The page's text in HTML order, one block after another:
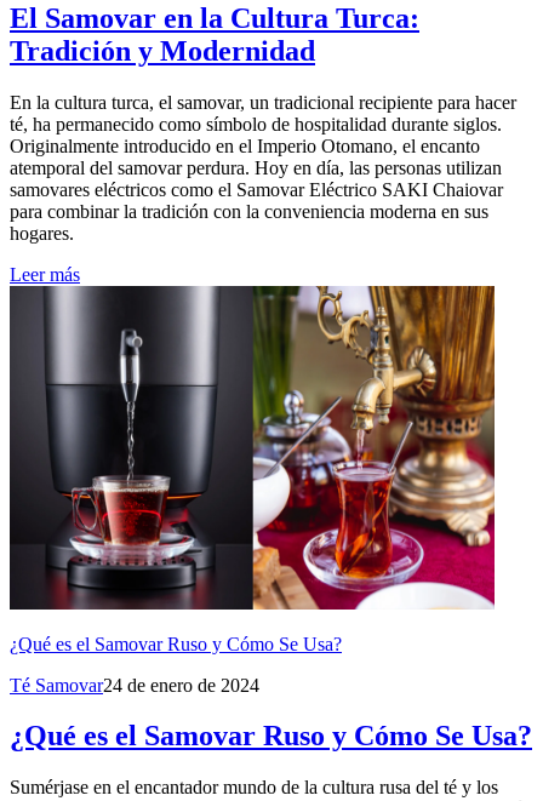
El Samovar en la Cultura Turca:
Tradición y Modernidad
En la cultura turca, el samovar, un tradicional recipiente para hacer
té, ha permanecido como símbolo de hospitalidad durante siglos.
Originalmente introducido en el Imperio Otomano, el encanto
atemporal del samovar perdura. Hoy en día, las personas utilizan
samovares eléctricos como el Samovar Eléctrico SAKI Chaiovar
para combinar la tradición con la conveniencia moderna en sus
hogares.
Leer más
¿Qué es el Samovar Ruso y Cómo Se Usa?
Té Samovar24 de enero de 2024
¿Qué es el Samovar Ruso y Cómo Se Usa?
Sumérjase en el encantador mundo de la cultura rusa del té y los